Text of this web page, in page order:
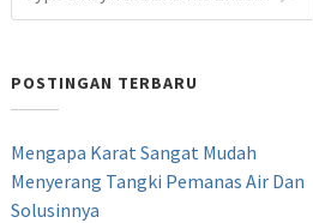
POSTINGAN TERBARU
Mengapa Karat Sangat Mudah
Menyerang Tangki Pemanas Air Dan
Solusinnya